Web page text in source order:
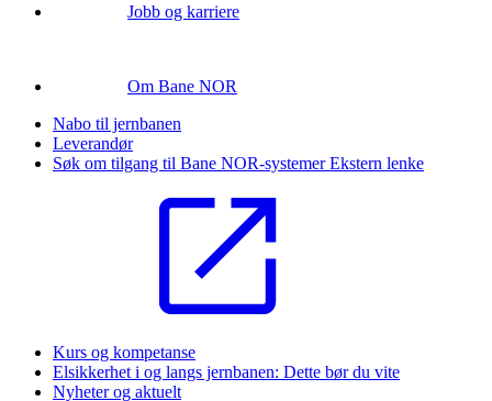
Jobb og karriere
Om Bane NOR
Nabo til jernbanen
Leverandør
Søk om tilgang til Bane NOR-systemerEkstern lenke
Kurs og kompetanse
Elsikkerhet i og langs jernbanen: Dette bør du vite
Nyheter og aktuelt